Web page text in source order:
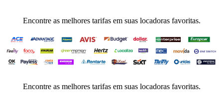
Encontre as melhores tarifas em suas locadoras favoritas.
Encontre as melhores tarifas em suas locadoras favoritas.